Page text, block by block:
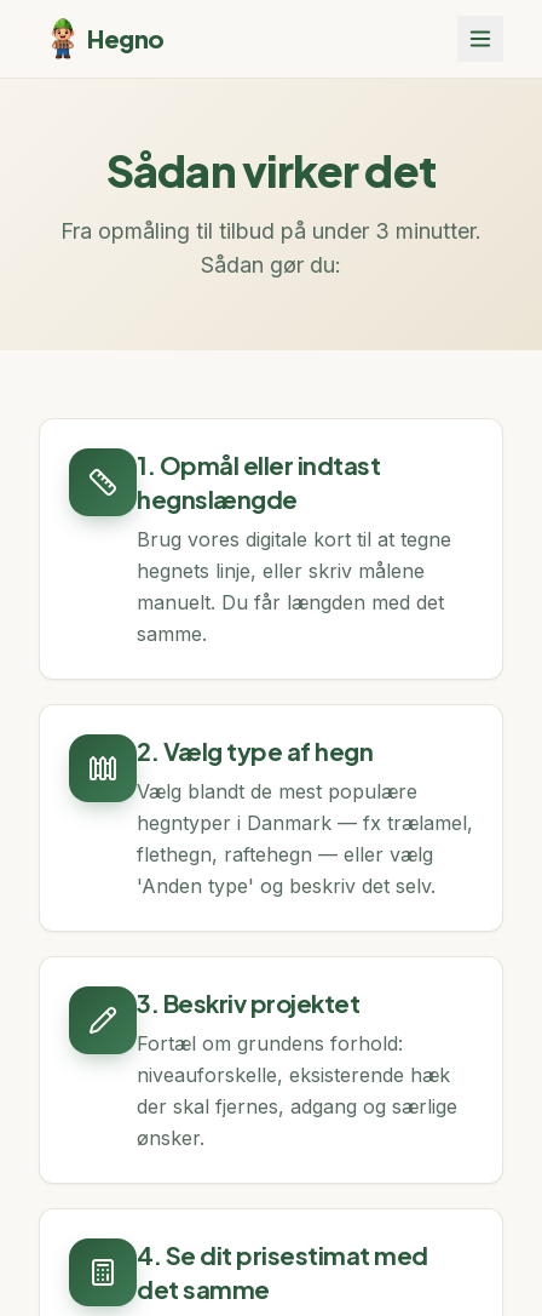
Hegno
Sådan virker det
Fra opmåling til tilbud på under 3 minutter.
Sådan gør du:
1. Opmål eller indtast
hegnslængde
Brug vores digitale kort til at tegne
hegnets linje, eller skriv målene
manuelt. Du får længden med det
samme.
2. Vælg type af hegn
Vælg blandt de mest populære
hegntyper i Danmark — fx trælamel,
flethegn, raftehegn — eller vælg
'Anden type' og beskriv det selv.
3. Beskriv projektet
Fortæl om grundens forhold:
niveauforskelle, eksisterende hæk
der skal fjernes, adgang og særlige
ønsker.
4. Se dit prisestimat med
det samme